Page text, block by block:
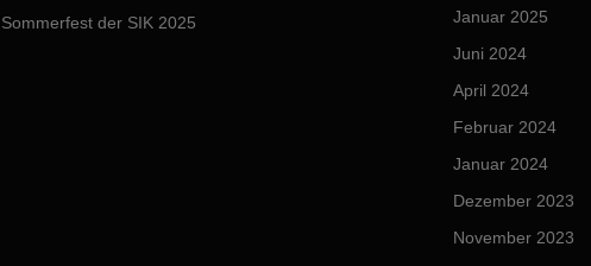
Sommerfest der SIK 2025
Januar 2025
Juni 2024
April 2024
Februar 2024
Januar 2024
Dezember 2023
November 2023